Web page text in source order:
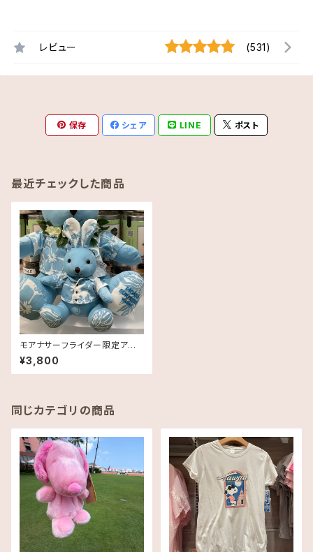
レビュー (531)
保存 シェア LINE ポスト
最近チェックした商品
モアナサーフライダー限定アロ
ハプリント・うさぎキーホルダー1
個
¥3,800
同じカテゴリの商品